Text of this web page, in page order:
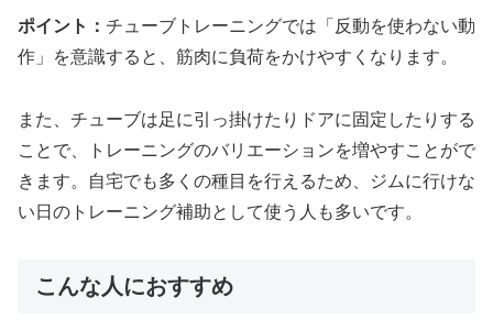
ポイント： チューブトレーニングでは「反動を使わない動
作」を意識すると、筋肉に負荷をかけやすくなります。
また、チューブは足に引っ掛けたりドアに固定したりする
ことで、トレーニングのバリエーションを増やすことがで
きます。自宅でも多くの種目を行えるため、ジムに行けな
い日のトレーニング補助として使う人も多いです。
こんな人におすすめ